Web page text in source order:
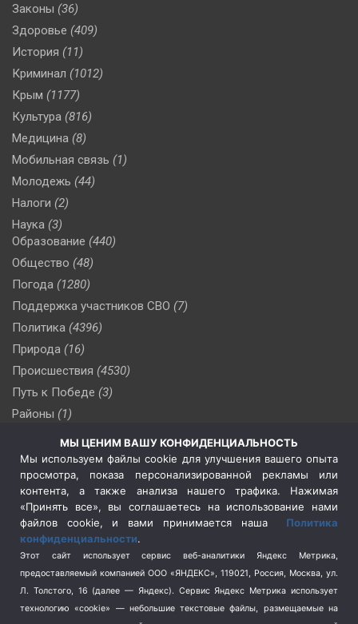
Законы (36)
Здоровье (409)
История (11)
Криминал (1012)
Крым (1177)
Культура (816)
Медицина (8)
Мобильная связь (1)
Молодежь (44)
Налоги (2)
Наука (3)
Образование (440)
Общество (48)
Погода (1280)
Поддержка участников СВО (7)
Политика (4396)
Природа (16)
Происшествия (4530)
Путь к Победе (3)
Районы (1)
(510)
Сельское хозяйство (3)
Социальная политика
(3)
Спецоперация в Украине
Спецоперация на Украине
(404)
Спорт (740)
Терроризм (1)
Транспорт (262)
МЫ ЦЕНИМ ВАШУ КОНФИДЕНЦИАЛЬНОСТЬ
Мы используем файлы cookie для улучшения вашего опыта
просмотра, показа персонализированной рекламы или
контента, а также анализа нашего трафика. Нажимая
«Принять все», вы соглашаетесь на использование нами
файлов cookie, и вами принимается наша Политика
конфиденциальности.
Этот сайт использует сервис веб-аналитики Яндекс Метрика,
предоставляемый компанией ООО «ЯНДЕКС», 119021, Россия, Москва, ул.
Л. Толстого, 16 (далее — Яндекс). Сервис Яндекс Метрика использует
технологию «cookie» — небольшие текстовые файлы, размещаемые на